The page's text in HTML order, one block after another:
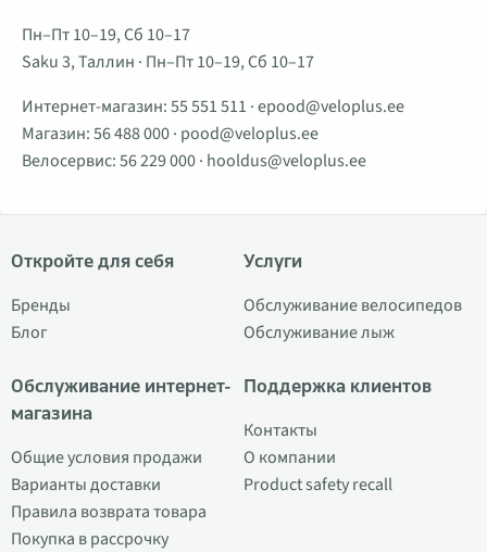
Пн–Пт 10–19, Сб 10–17
Saku 3, Таллин · Пн–Пт 10–19, Сб 10–17
Интернет-магазин:55 551 511 ·epood@veloplus.ee
Магазин:56 488 000· pood@veloplus.ee
Велосервис:56 229 000· hooldus@veloplus.ee
Откройте для себя
Бренды
Блог
Обслуживание интернет-
магазина
Общие условия продажи
Варианты доставки
Правила возврата товара
Покупка в рассрочку
Услуги
Обслуживание велосипедов
Обслуживание лыж
Поддержка клиентов
Контакты
О компании
Product safety recall